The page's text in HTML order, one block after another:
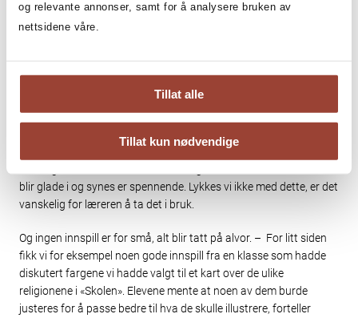
og relevante annonser, samt for å analysere bruken av
nettsidene våre.
Tillat alle
Tillat kun nødvendige
som elevene blir glade i og synes er
FORSLAG FRA ELEVER OG LÆRERE BLIR TATT PÅ ALVOR
– Veien er svært kort fra klasserommet og inn til min pult, og det
blir glade i og synes er spennende. Lykkes vi ikke med dette, er det
vanskelig for læreren å ta det i bruk.
Og ingen innspill er for små, alt blir tatt på alvor. – For litt siden
fikk vi for eksempel noen gode innspill fra en klasse som hadde
diskutert fargene vi hadde valgt til et kart over de ulike
religionene i «Skolen». Elevene mente at noen av dem burde
justeres for å passe bedre til hva de skulle illustrere, forteller